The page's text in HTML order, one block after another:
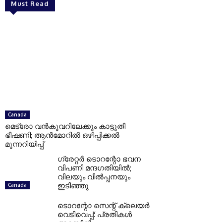
Must Read
Canada
മെട്രോ വൻകൂവറിലേക്കും കാട്ടുതീ
ഭീഷണി; ആൻമോറിൽ ഒഴിപ്പിക്കൽ
മുന്നറിയിപ്പ്
Canada
ഗ്രേറ്റര്‍ ടൊറന്റോ ഭവന
വിപണി മന്ദഗതിയില്‍;
വിലയും വില്‍പ്പനയും
ഇടിഞ്ഞു
ടൊറന്റോ സെന്റ് ക്ലെയര്‍
വെടിവെപ്പ്: പ്രതികള്‍